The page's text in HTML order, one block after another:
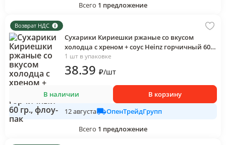
Всего 1 предложение
Возврат НДС
Сухарики Кириешки ржаные со вкусом
холодца с хреном + соус Heinz горчичный 60
гр., флоу-пак
1 шт в упаковке
38.39 ₽/шт
В наличии
В корзину
12 августа
ОпенТрейдГрупп
Всего 1 предложение